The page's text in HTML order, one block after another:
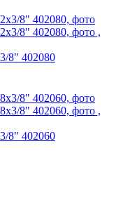
8" 402080
8" 402060